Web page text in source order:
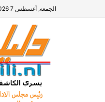
الجمعة, أغسطس 7 2026